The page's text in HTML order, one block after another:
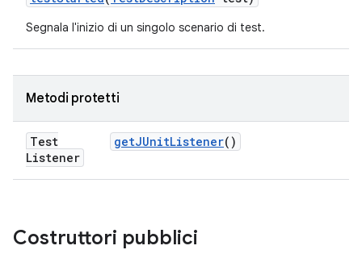
Segnala l'inizio di un singolo scenario di test.
Metodi protetti
Test
Listener
getJUnitListener()
Costruttori pubblici